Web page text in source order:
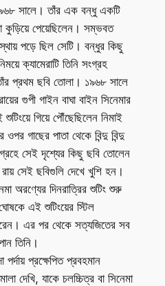
সালে। তাঁর এক বন্ধু একটি
পেয়েছিলেন। সম্ভবত
পড়ে ছিল সেটি। বন্ধুর কিছু
ক্যামেরাটি তিনি সংগ্রহ
প্রথম ছবি তোলা। ১৯৬৮ সালে
গুপী গাইন বাঘা বাইন সিনেমার
গিয়ে পৌঁছেছিলেন নিমাই
গাছের পাতা থেকে বিন্দু বিন্দু
সেই দৃশ্যের কিছু ছবি তোলেন
সেই ছবিগুলি দেখে খুশি হন।
অরণ্যের দিনরাত্রির শুটিং শুরু
এই শুটিংয়ের স্টিল
এর পর থেকে সত্যজিতের সব
তিনি।
প্রক্ষেপিত প্রবহমান
দেখি, যাকে চলচ্চিত্র বা সিনেমা